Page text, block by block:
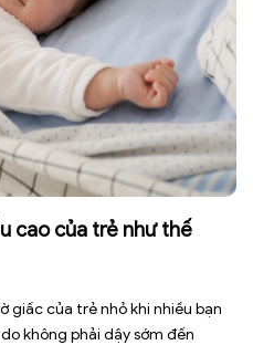
cao của trẻ như thế
giấc của trẻ nhỏ khi nhiều bạn
không phải dậy sớm đến